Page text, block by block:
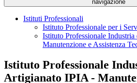
navigazione
Istituti Professionali
Istituto Professionale per i
Istituto Professionale
Manutenzione e Assistenza
Istituto Professionale
Artigianato IPIA -